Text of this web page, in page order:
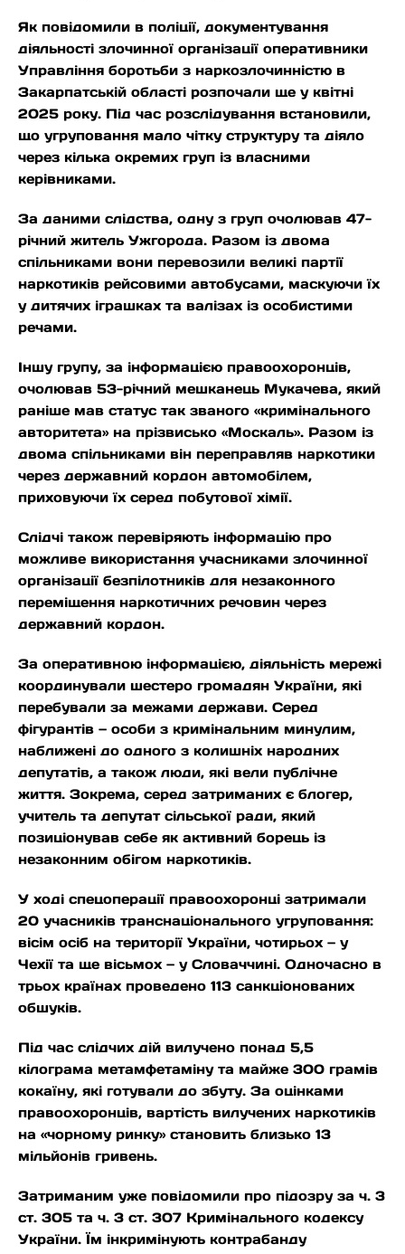
Як повідомили в поліції, документування
діяльності злочинної організації оперативники
Управління боротьби з наркозлочинністю в
Закарпатській області розпочали ще у квітні
2025 року. Під час розслідування встановили,
що угруповання мало чітку структуру та діяло
через кілька окремих груп із власними
керівниками.
За даними слідства, одну з груп очолював 47-
річний житель Ужгорода. Разом із двома
спільниками вони перевозили великі партії
наркотиків рейсовими автобусами, маскуючи їх
у дитячих іграшках та валізах із особистими
речами.
Іншу групу, за інформацією правоохоронців,
очолював 53-річний мешканець Мукачева, який
раніше мав статус так званого «кримінального
авторитета» на прізвисько «Москаль». Разом із
двома спільниками він переправляв наркотики
через державний кордон автомобілем,
приховуючи їх серед побутової хімії.
Слідчі також перевіряють інформацію про
можливе використання учасниками злочинної
організації безпілотників для незаконного
переміщення наркотичних речовин через
державний кордон.
За оперативною інформацією, діяльність мережі
координували шестеро громадян України, які
перебували за межами держави. Серед
фігурантів — особи з кримінальним минулим,
наближені до одного з колишніх народних
депутатів, а також люди, які вели публічне
життя. Зокрема, серед затриманих є блогер,
учитель та депутат сільської ради, який
позиціонував себе як активний борець із
незаконним обігом наркотиків.
У ході спецоперації правоохоронці затримали
20 учасників транснаціонального угруповання:
вісім осіб на території України, чотирьох — у
Чехії та ще вісьмох — у Словаччині. Одночасно в
трьох країнах проведено 113 санкціонованих
обшуків.
Під час слідчих дій вилучено понад 5,5
кілограма метамфетаміну та майже 300 грамів
кокаїну, які готували до збуту. За оцінками
правоохоронців, вартість вилучених наркотиків
на «чорному ринку» становить близько 13
мільйонів гривень.
Затриманим уже повідомили про підозру за ч. 3
ст. 305 та ч. 3 ст. 307 Кримінального кодексу
України. Їм інкримінують контрабанду